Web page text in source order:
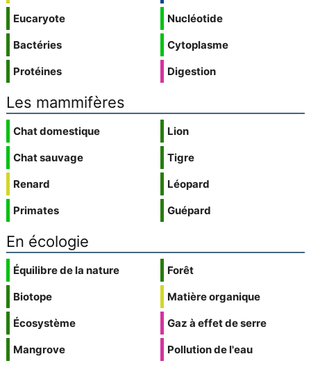
Eucaryote
Bactéries
Protéines
Nucléotide
Cytoplasme
Digestion
Les mammifères
Chat domestique
Chat sauvage
Renard
Primates
Lion
Tigre
Léopard
Guépard
En écologie
Équilibre de la nature
Biotope
Écosystème
Mangrove
Forêt
Matière organique
Gaz à effet de serre
Pollution de l'eau